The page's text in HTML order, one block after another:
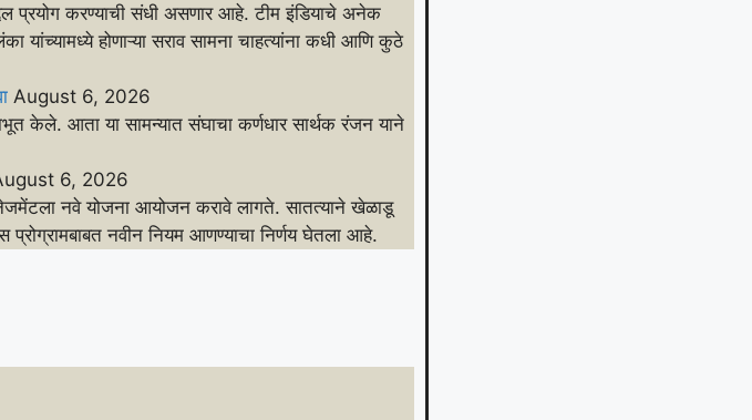
प्रयोग करण्याची संधी असणार आहे. टीम इंडियाचे अनेक
होणाऱ्या सराव सामना चाहत्यांना कधी आणि कुठे
August 6, 2026
केले. आता या सामन्यात संघाचा कर्णधार सार्थक रंजन याने
6, 2026
नवे योजना आयोजन करावे लागते. सातत्याने खेळाडू
नवीन नियम आणण्याचा निर्णय घेतला आहे.